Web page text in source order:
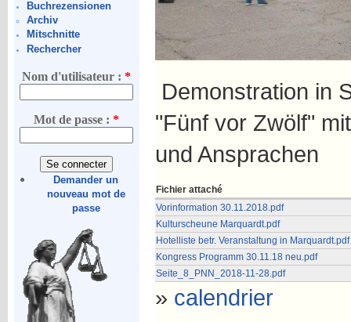
Buchrezensionen
Archiv
Mitschnitte
Rechercher
Nom d'utilisateur :*
Mot de passe :*
Demander un
nouveau mot de
passe
Demonstration in
"Fünf vor Zwölf"
und Ansprachen
Fichier attaché
Vorinformation 30.11.2018.pdf
Kulturscheune Marquardt.pdf
Hotelliste betr. Veranstaltung in Marquardt.pdf
Kongress Programm 30.11.18 neu.pdf
Seite_8_PNN_2018-11-28.pdf
» calendrier